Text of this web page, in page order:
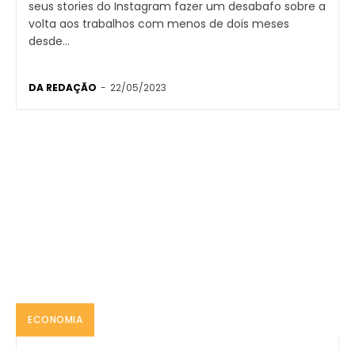
seus stories do Instagram fazer um desabafo sobre a
volta aos trabalhos com menos de dois meses
desde...
DA REDAÇÃO - 22/05/2023
ECONOMIA